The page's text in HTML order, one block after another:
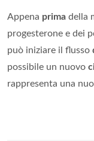
Appena prima della
progesterone e dei
può iniziare il flusso
possibile un nuovo
rappresenta una